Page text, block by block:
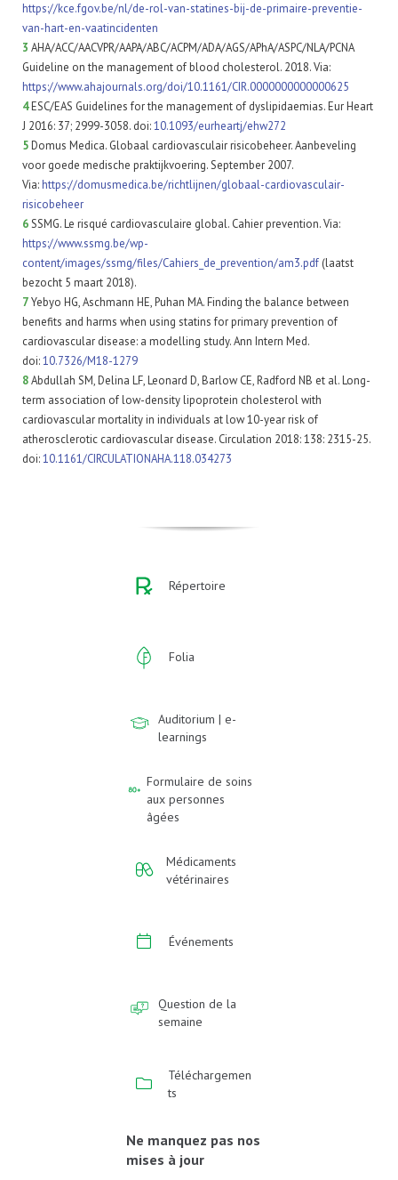
https://kce.fgov.be/nl/de-rol-van-statines-bij-de-primaire-preventie-
van-hart-en-vaatincidenten
3 AHA/ACC/AACVPR/AAPA/ABC/ACPM/ADA/AGS/APhA/ASPC/NLA/PCNA
Guideline on the management of blood cholesterol. 2018. Via:
https://www.ahajournals.org/doi/10.1161/CIR.0000000000000625
4ESC/EAS Guidelines for the management of dyslipidaemias. Eur Heart
J 2016: 37; 2999-3058. doi:10.1093/eurheartj/ehw272
5Domus Medica. Globaal cardiovasculair risicobeheer. Aanbeveling
voor goede medische praktijkvoering. September 2007.
Via:https://domusmedica.be/richtlijnen/globaal-cardiovasculair-
risicobeheer
6SSMG. Le risqué cardiovasculaire global. Cahier prevention. Via:
https://www.ssmg.be/wp-
content/images/ssmg/files/Cahiers_de_prevention/am3.pdf (laatst
bezocht 5 maart 2018).
7Yebyo HG, Aschmann HE, Puhan MA. Finding the balance between
benefits and harms when using statins for primary prevention of
cardiovascular disease: a modelling study. Ann Intern Med.
doi:10.7326/M18-1279
8Abdullah SM, Delina LF, Leonard D, Barlow CE, Radford NB et al. Long-
term association of low-density lipoprotein cholesterol with
cardiovascular mortality in individuals at low 10-year risk of
atherosclerotic cardiovascular disease. Circulation 2018: 138: 2315-25.
doi:10.1161/CIRCULATIONAHA.118.034273
Répertoire
Folia
Auditorium | e-
learnings
Formulaire de soins
aux personnes
âgées
Médicaments
vétérinaires
Événements
Question de la
semaine
Téléchargemen
ts
Ne manquez pas nos
mises à jour